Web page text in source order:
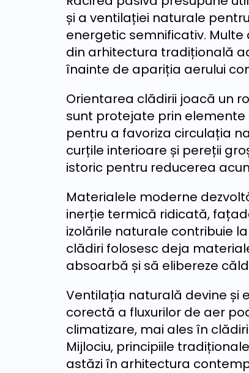
și a ventilației naturale
energetic semnificativ.
din arhitectura tradițională
înainte de apariția aerului
Orientarea clădirii joacă un
sunt protejate prin
pentru a favoriza circulația
curțile interioare și pereții
istoric pentru reducerea
Materialele moderne
inerție termică ridicată,
izolările naturale contribuie
clădiri folosesc deja
absoarbă și să elibereze
Ventilația naturală devine și
corectă a fluxurilor de aer
climatizare, mai ales în
Mijlociu, principiile
astăzi în arhitectura